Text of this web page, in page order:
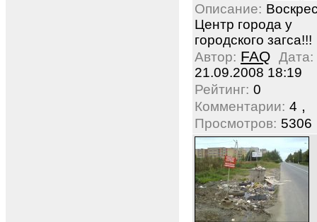
Описание:
Центр города у
городского загса!!!
Автор: FAQ Дата:
21.09.2008 18:19
Рейтинг: 0
Комментарии: 4 ,
Просмотров: 5306